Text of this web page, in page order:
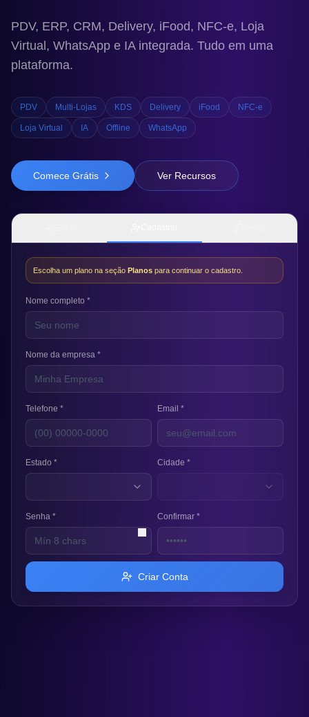
PDV, ERP, CRM, Delivery, iFood, NFC-e, Loja
Virtual, WhatsApp e IA integrada. Tudo em uma
plataforma.
PDV Multi-Lojas KDS Delivery iFood NFC-e
Loja Virtual IA Offline WhatsApp
Comece Grátis Ver Recursos
Escolha um plano na seção Planos para continuar o cadastro.
Nome completo *
Nome da empresa *
Telefone * Email *
Estado * Cidade *
Senha * Confirmar *
Criar Conta